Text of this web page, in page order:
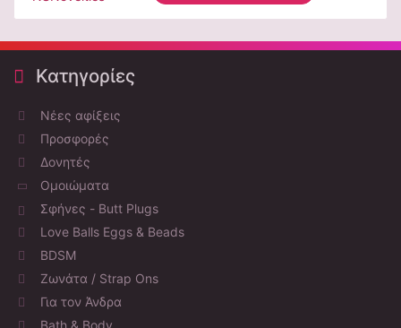
Κατηγορίες
Νέες αφίξεις
Προσφορές
Δονητές
Ομοιώματα
Σφήνες - Butt Plugs
Love Balls Eggs & Beads
BDSM
Ζωνάτα / Strap Ons
Για τον Άνδρα